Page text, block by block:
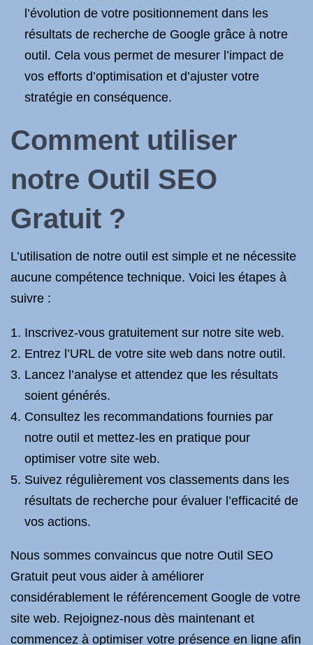
l’évolution de votre positionnement dans les
résultats de recherche de Google grâce à notre
outil. Cela vous permet de mesurer l’impact de
vos efforts d’optimisation et d’ajuster votre
stratégie en conséquence.
Comment utiliser
notre Outil SEO
Gratuit ?
L’utilisation de notre outil est simple et ne nécessite
aucune compétence technique. Voici les étapes à
suivre :
Inscrivez-vous gratuitement sur notre site web.
Entrez l’URL de votre site web dans notre outil.
Lancez l’analyse et attendez que les résultats
soient générés.
Consultez les recommandations fournies par
notre outil et mettez-les en pratique pour
optimiser votre site web.
Suivez régulièrement vos classements dans les
résultats de recherche pour évaluer l’efficacité de
vos actions.
Nous sommes convaincus que notre Outil SEO
Gratuit peut vous aider à améliorer
considérablement le référencement Google de votre
site web. Rejoignez-nous dès maintenant et
commencez à optimiser votre présence en ligne afin